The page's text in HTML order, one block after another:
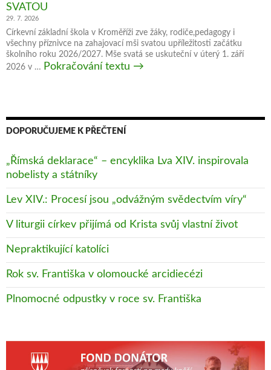
oltář
a
sochu
Panny
SVATOU
29. 7. 2026
Církevní základní škola v Kroměříži zve žáky, rodiče,pedagogy i
všechny příznivce na zahajovací mši svatou upříležitosti začátku
školního roku 2026/2027. Mše svatá se uskuteční v úterý 1. září
2026 v … Pokračování textu ZAHÁJENÍ
MŠÍ
→
DOPORUČUJEME K PŘEČTENÍ
„Římská deklarace“ – encyklika Lva XIV. inspirovala
nobelisty a státníky
Lev XIV.: Procesí jsou „odvážným svědectvím víry“
V liturgii církev přijímá od Krista svůj vlastní život
Nepraktikující katolíci
Rok sv. Františka v olomoucké arcidiecézi
Plnomocné odpustky v roce sv. Františka